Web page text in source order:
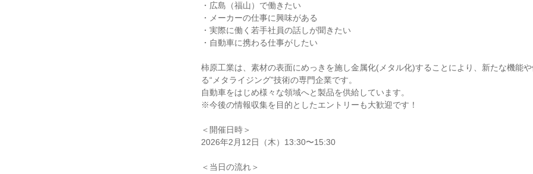
・広島（福山）で働きたい
・メーカーの仕事に興味がある
・実際に働く若手社員の話しが聞きたい
・自動車に携わる仕事がしたい
柿原工業は、素材の表面にめっきを施し金属化(メタル化)することにより、新たな機能
る“メタライジング”技術の専門企業です。
自動車をはじめ様々な領域へと製品を供給しています。
※今後の情報収集を目的としたエントリーも大歓迎です！
＜開催日時＞
2026年2月12日（木）13:30〜15:30
＜当日の流れ＞